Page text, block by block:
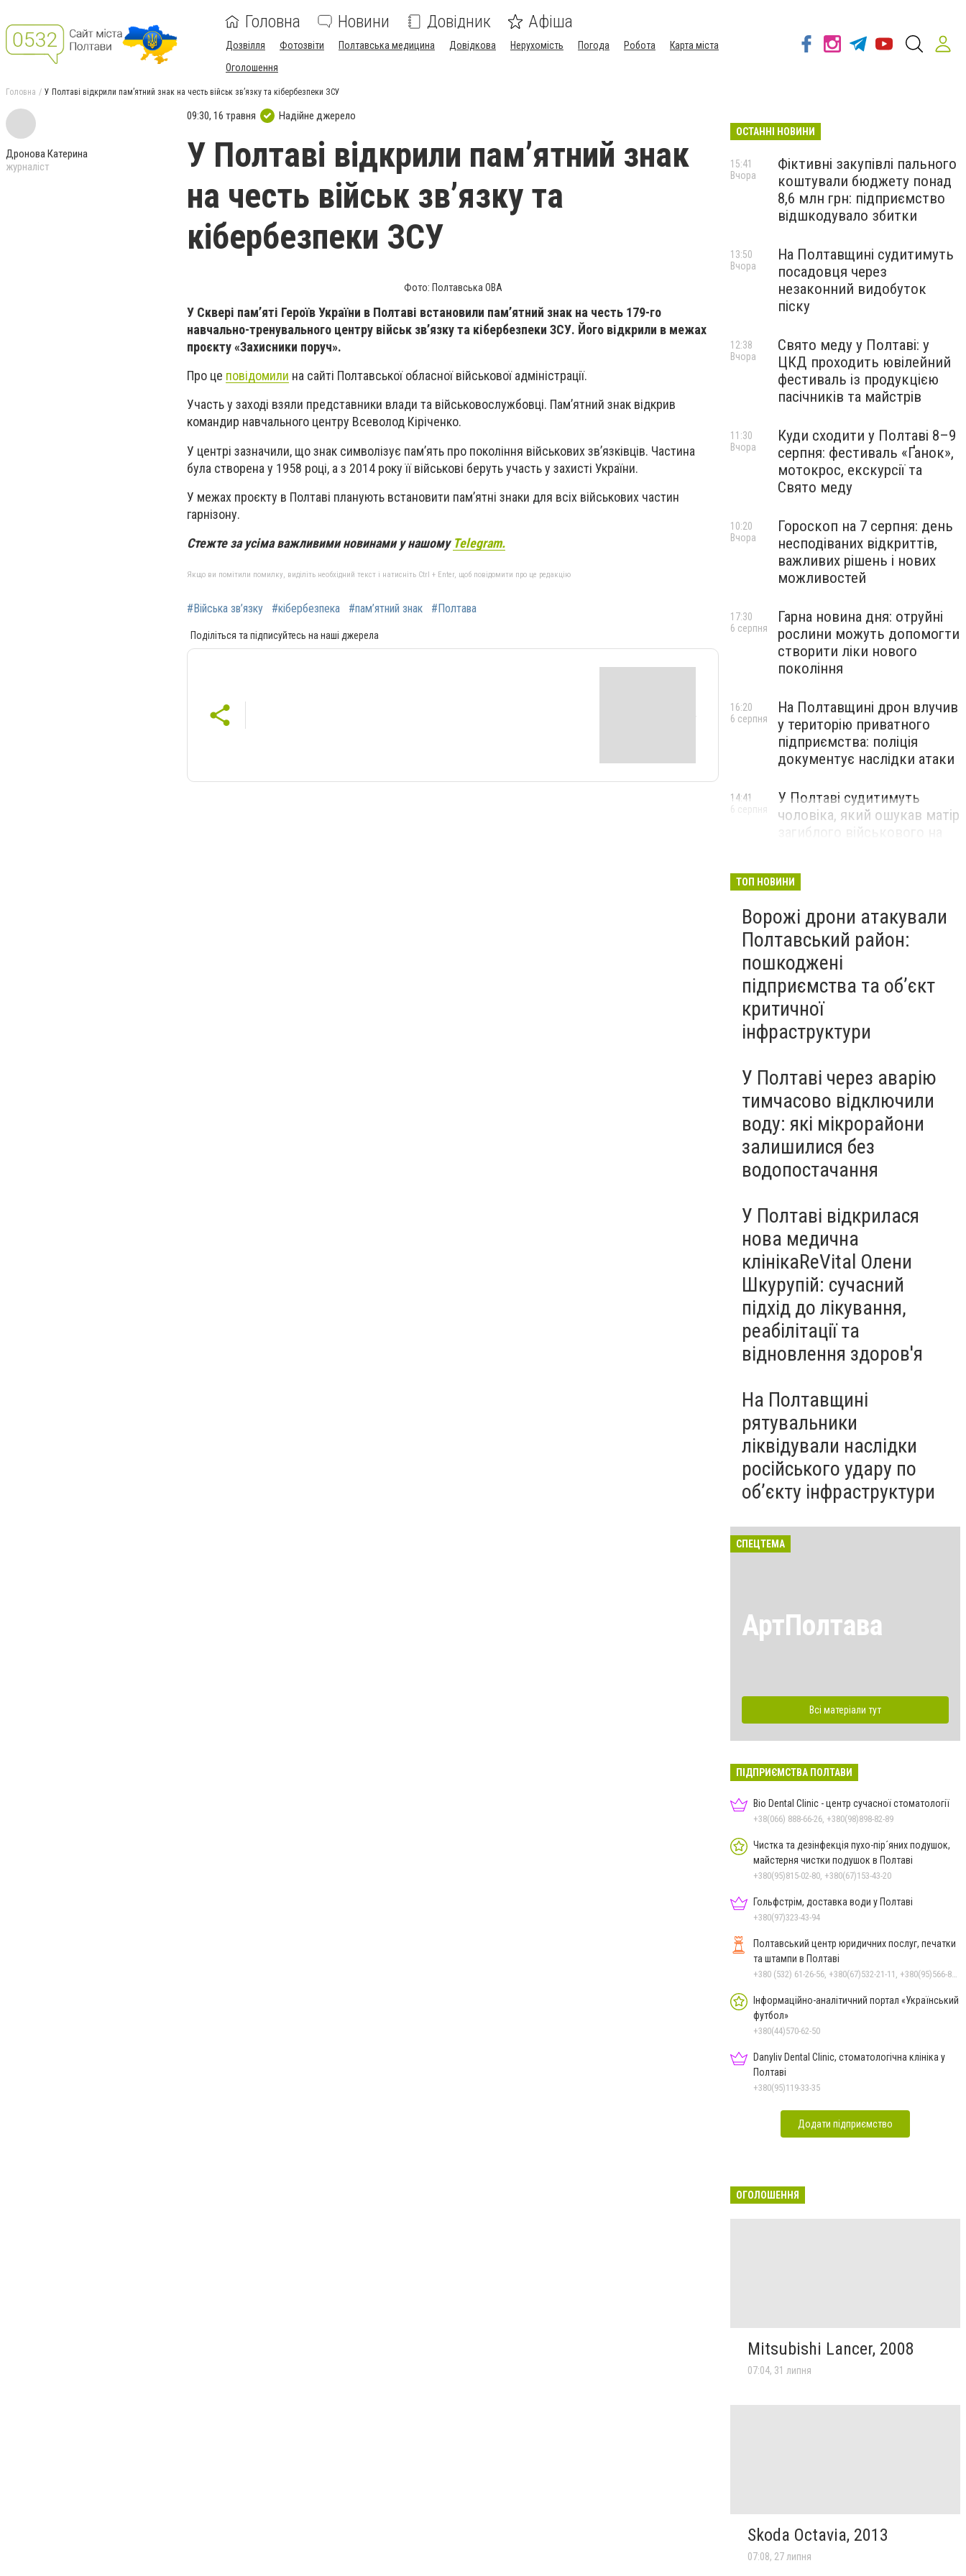
Головна Новини Довідник Афіша
Дозвілля Фотозвіти Полтавська медицина Довідкова Нерухомість Погода Робота
Карта міста
Оголошення
Головна У Полтаві відкрили пам’ятний знак на честь військ зв’язку та кібербезпеки ЗСУ
Дронова Катерина
журналіст
09:30, 16 травня Надійне джерело
У Полтаві відкрили пам’ятний знак
на честь військ зв’язку та
кібербезпеки ЗСУ
Фото: Полтавська ОВА
У Сквері пам’яті Героїв України в Полтаві встановили пам’ятний знак на честь 179-го
навчально-тренувального центру військ зв’язку та кібербезпеки ЗСУ. Його відкрили в межах
проєкту «Захисники поруч».
Про це повідомили на сайті Полтавської обласної військової адміністрації.
Участь у заході взяли представники влади та військовослужбовці. Пам’ятний знак відкрив
командир навчального центру Всеволод Кіріченко.
У центрі зазначили, що знак символізує пам’ять про покоління військових зв’язківців. Частина
була створена у 1958 році, а з 2014 року її військові беруть участь у захисті України.
У межах проєкту в Полтаві планують встановити пам’ятні знаки для всіх військових частин
гарнізону.
Стежте за усіма важливими новинами у нашому Telegram.
Якщо ви помітили помилку, виділіть необхідний текст і натисніть Ctrl + Enter, щоб повідомити про це редакцію
#Війська зв’язку #кібербезпека #пам’ятний знак #Полтава
Поділіться та підписуйтесь на наші джерела
ОСТАННІ НОВИНИ
Фіктивні закупівлі пального
коштували бюджету понад
8,6 млн грн: підприємство
відшкодувало збитки
15:41
Вчора
На Полтавщині судитимуть
посадовця через
незаконний видобуток
піску
13:50
Вчора
Свято меду у Полтаві: у
ЦКД проходить ювілейний
фестиваль із продукцією
пасічників та майстрів
12:38
Вчора
Куди сходити у Полтаві 8–9
серпня: фестиваль «Ґанок»,
мотокрос, екскурсії та
Свято меду
11:30
Вчора
Гороскоп на 7 серпня: день
несподіваних відкриттів,
важливих рішень і нових
можливостей
10:20
Вчора
Гарна новина дня: отруйні
рослини можуть допомогти
створити ліки нового
покоління
17:30
6 серпня
На Полтавщині дрон влучив
у територію приватного
підприємства: поліція
документує наслідки атаки
16:20
6 серпня
У Полтаві судитимуть
чоловіка, який ошукав матір
загиблого військового на
14:41
6 серпня
ТОП НОВИНИ
Ворожі дрони атакували
Полтавський район:
пошкоджені
підприємства та об’єкт
критичної
інфраструктури
У Полтаві через аварію
тимчасово відключили
воду: які мікрорайони
залишилися без
водопостачання
У Полтаві відкрилася
нова медична
клінікаReVital Олени
Шкурупій: сучасний
підхід до лікування,
реабілітації та
відновлення здоров'я
На Полтавщині
рятувальники
ліквідували наслідки
російського удару по
об’єкту інфраструктури
СПЕЦТЕМА
АртПолтава
Всі матеріали тут
ПІДПРИЄМСТВА ПОЛТАВИ
Bio Dental Clinic - центр сучасної стоматології
+38(066) 888-66-26, +380(98)898-82-89
Чистка та дезінфекція пухо-пір´яних подушок,
майстерня чистки подушок в Полтаві
+380(95)815-02-80, +380(67)153-43-20
Гольфстрім, доставка води у Полтаві
+380(97)323-43-94
Полтавський центр юридичних послуг, печатки
та штампи в Полтаві
Інформаційно-аналітичний портал «Український
футбол»
+380(44)570-62-50
Danyliv Dental Clinic, стоматологічна клініка у
Полтаві
+380(95)119-33-35
Додати підприємство
ОГОЛОШЕННЯ
Mitsubishi Lancer, 2008
07:04, 31 липня
Skoda Octavia, 2013
07:08, 27 липня